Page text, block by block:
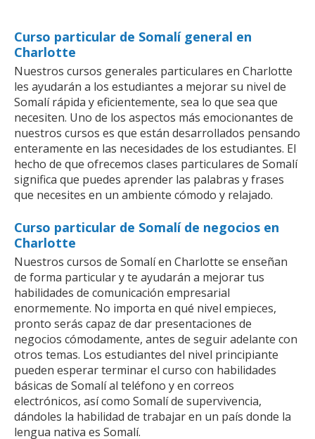
Curso particular de Somalí general en
Charlotte
Nuestros cursos generales particulares en Charlotte
les ayudarán a los estudiantes a mejorar su nivel de
Somalí rápida y eficientemente, sea lo que sea que
necesiten. Uno de los aspectos más emocionantes de
nuestros cursos es que están desarrollados pensando
enteramente en las necesidades de los estudiantes. El
hecho de que ofrecemos clases particulares de Somalí
significa que puedes aprender las palabras y frases
que necesites en un ambiente cómodo y relajado.
Curso particular de Somalí de negocios en
Charlotte
Nuestros cursos de Somalí en Charlotte se enseñan
de forma particular y te ayudarán a mejorar tus
habilidades de comunicación empresarial
enormemente. No importa en qué nivel empieces,
pronto serás capaz de dar presentaciones de
negocios cómodamente, antes de seguir adelante con
otros temas. Los estudiantes del nivel principiante
pueden esperar terminar el curso con habilidades
básicas de Somalí al teléfono y en correos
electrónicos, así como Somalí de supervivencia,
dándoles la habilidad de trabajar en un país donde la
lengua nativa es Somalí.